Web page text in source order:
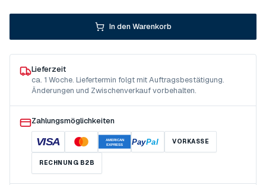
In den Warenkorb
Lieferzeit
ca. 1 Woche. Liefertermin folgt mit Auftragsbestätigung.
Änderungen und Zwischenverkauf vorbehalten.
Zahlungsmöglichkeiten
VISA
AMERICAN
EXPRESS
PayPal VORKASSE
RECHNUNG B2B